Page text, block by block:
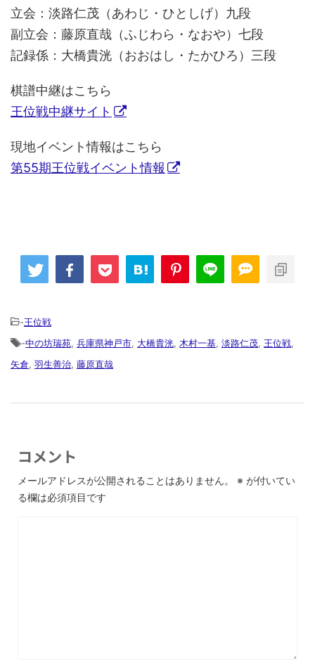
立会：淡路仁茂（あわじ・ひとしげ）九段
副立会：藤原直哉（ふじわら・なおや）七段
記録係：大橋貴洸（おおはし・たかひろ）三段
棋譜中継はこちら
王位戦中継サイト
現地イベント情報はこちら
第55期王位戦イベント情報
-王位戦
-中の坊瑞苑, 兵庫県神戸市, 大橋貴洸, 木村一基, 淡路仁茂, 王位戦,
矢倉, 羽生善治, 藤原直哉
コメント
メールアドレスが公開されることはありません。 ※ が付いてい
る欄は必須項目です